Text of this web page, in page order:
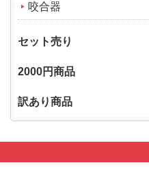
咬合器
セット売り
2000円商品
訳あり商品